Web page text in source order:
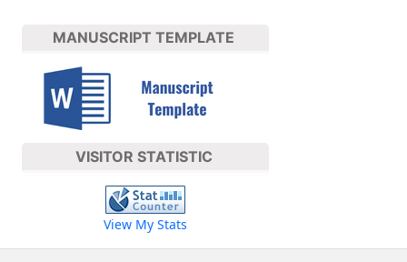
MANUSCRIPT TEMPLATE
VISITOR STATISTIC
View My Stats